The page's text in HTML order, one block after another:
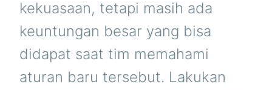
kekuasaan, tetapi masih ada
keuntungan besar yang bisa
didapat saat tim memahami
aturan baru tersebut. Lakukan